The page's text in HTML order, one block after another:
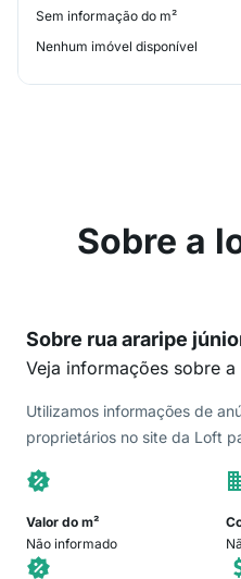
Sem informação do m²
Nenhum imóvel disponível
Sobre a
Sobre rua araripe
Veja informações sobre
Utilizamos informações de
proprietários no site da Loft
Valor do m²
Não informado